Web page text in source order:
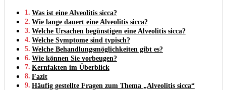
Was ist eine Alveolitis sicca?
Wie lange dauert eine Alveolitis sicca?
Welche Ursachen begünstigen eine Alveolitis sicca?
Welche Symptome sind typisch?
Welche Behandlungsmöglichkeiten gibt es?
Wie können Sie vorbeugen?
Kernfakten im Überblick
Fazit
Häufig gestellte Fragen zum Thema „Alveolitis sicca“